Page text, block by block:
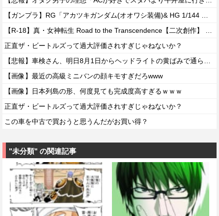
正直ザ・ビートルズって過大評価されすぎじゃねないか？
【画像】最近の高級ミニバンの顔キモすぎだろwww
【画像】日本列島の形、何度見ても完成度高すぎるｗｗｗ
正直ザ・ビートルズって過大評価されすぎじゃねないか？
この車を中古で買おうと思うんだがお買い得？
"未分類" の関連記事